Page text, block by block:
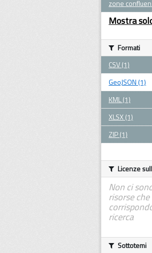
zone
Mostra
Formati
CSV (1)
GeoJSON (1)
KML (1)
XLSX (1)
ZIP (1)
Licenze
Non ci
risorse che
ricerca
Sottotemi